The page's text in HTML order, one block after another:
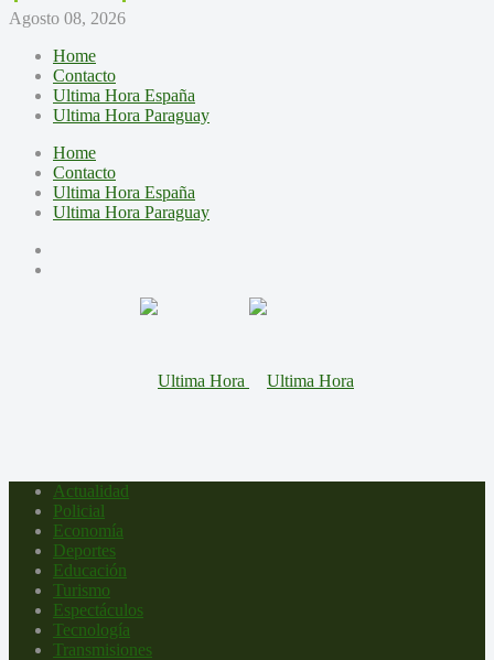
Agosto 08, 2026
Home
Contacto
Ultima Hora España
Ultima Hora Paraguay
Home
Contacto
Ultima Hora España
Ultima Hora Paraguay
Actualidad
Policial
Economía
Deportes
Educación
Turismo
Espectáculos
Tecnología
Transmisiones